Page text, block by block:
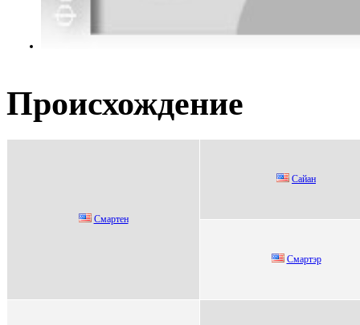
Происхождение
Cмартeн
Caйaн
Смaртэр